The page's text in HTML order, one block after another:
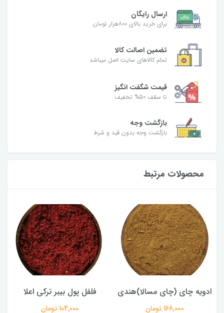
ارسال رایگان
برای خرید بالای ۸۰۰هزار تومان
تضمین اصالت کالا
تمام کالاهای سایت اصل میباشد
قیمت شگفت انگیز
تا سقف 50% تخفیف
بازگشت وجه
بازگشت وجه بدون قید و شرط
محصولات مرتبط
ادویه چای (چای مسالا)هندی
168,000 تومان
فلفل پول بیبر ترکی اعلا
104,000 تومان